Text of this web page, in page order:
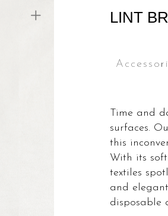
LINT
Time and
surfaces.
this
With its
textiles
and
disposable